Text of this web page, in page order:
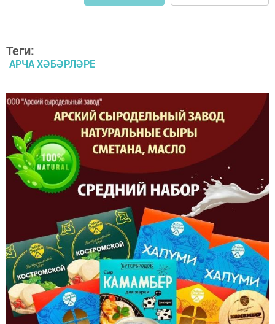
Теги:
АРЧА ХӘБӘРЛӘРЕ